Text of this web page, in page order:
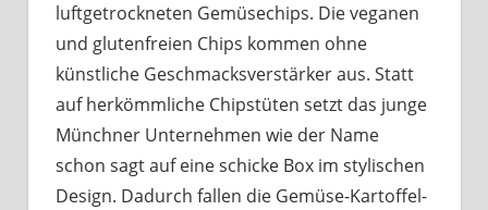
luftgetrockneten Gemüsechips. Die veganen
und glutenfreien Chips kommen ohne
künstliche Geschmacksverstärker aus. Statt
auf herkömmliche Chipstüten setzt das junge
Münchner Unternehmen wie der Name
schon sagt auf eine schicke Box im stylischen
Design. Dadurch fallen die Gemüse-Kartoffel-